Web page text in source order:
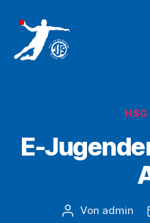
HSG
E-
Beitragsautor
Von admin